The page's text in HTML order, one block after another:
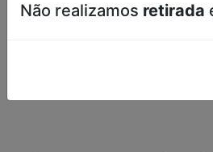
Não realizamos retirada